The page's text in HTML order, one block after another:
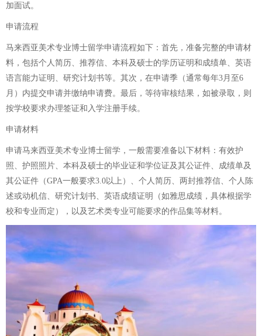
加面试。
申请流程
马来西亚美术专业博士留学申请流程如下：首先，准备完整的申请材
料，包括个人简历、推荐信、本科及硕士的学历证明和成绩单、英语
语言能力证明、研究计划书等。其次，在申请季（通常每年3月至6
月）内提交申请并缴纳申请费。最后，等待审核结果，如被录取，则
按学校要求办理签证和入学注册手续。
申请材料
申请马来西亚美术专业博士留学，一般需要准备以下材料：有效护
照、护照照片、本科及硕士的毕业证和学位证及其公证件、成绩单及
其公证件（GPA一般要求3.0以上）、个人简历、两封推荐信、个人陈
述或动机信、研究计划书、英语成绩证明（如雅思成绩，具体根据学
校和专业而定），以及艺术类专业可能要求的作品集等材料。